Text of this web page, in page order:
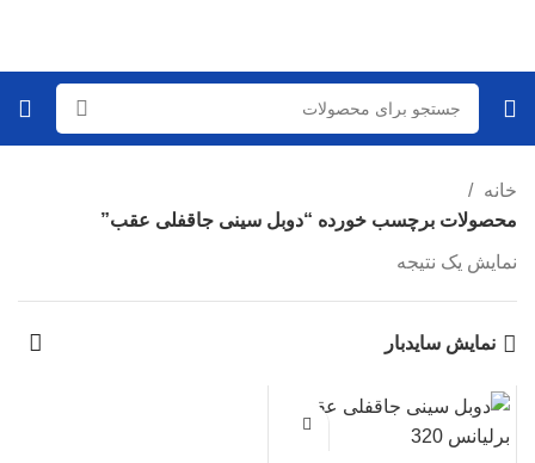
خانه
محصولات برچسب خورده “دوبل سینی جاقفلی عقب”
نمایش یک نتیجه
نمایش سایدبار